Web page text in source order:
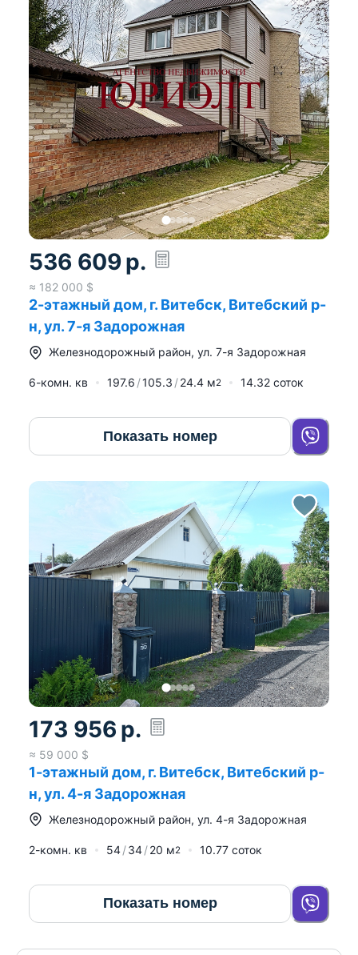
536 609р.
≈ 182 000 $
2-этажный дом, г. Витебск, Витебский р-
н, ул. 7-я Задорожная
Железнодорожный район, ул. 7-я Задорожная
6-комн. кв 197.6 105.3 24.4 м2 14.32 соток
Показать номер
173 956 р.
≈ 59 000 $
1-этажный дом, г. Витебск, Витебский р-
н, ул. 4-я Задорожная
Железнодорожный район, ул. 4-я Задорожная
2-комн. кв 54 34 20 м2 10.77 соток
Показать номер